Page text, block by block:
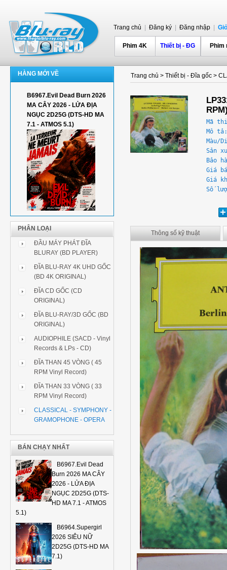
Trang chủ Đăng ký Đăng nhập
Phim 4K Thiết bị - ĐG Phim
HÀNG MỚI VỀ
B6967.Evil Dead Burn 2026
MA CÂY 2026 - LỬA ĐỊA
NGỤC 2D25G (DTS-HD MA
7.1 - ATMOS 5.1)
PHÂN LOẠI
ĐẦU MÁY PHÁT ĐĨA
BLURAY (BD PLAYER)
ĐĨA BLU-RAY 4K UHD GỐC
(BD 4K ORIGINAL)
ĐĨA CD GỐC (CD
ORIGINAL)
ĐĨA BLU-RAY/3D GỐC (BD
ORIGINAL)
AUDIOPHILE (SACD - Vinyl
Records & LPs - CD)
ĐĨA THAN 45 VÒNG ( 45
RPM Vinyl Record)
ĐĨA THAN 33 VÒNG ( 33
RPM Vinyl Record)
CLASSICAL - SYMPHONY -
GRAMOPHONE - OPERA
BÁN CHẠY NHẤT
B6967.Evil Dead
Burn 2026 MA CÂY
2026 - LỬA ĐỊA
NGỤC 2D25G (DTS-
HD MA 7.1 - ATMOS
5.1)
B6964.Supergirl
2026 SIÊU NỮ
2D25G (DTS-HD MA
7.1)
Trang chủ > Thiết bị - Đĩa gốc >
Mã
Mô
Màu/
Sản
Bảo
Giá
Giá
Số
Thông số kỹ thuật